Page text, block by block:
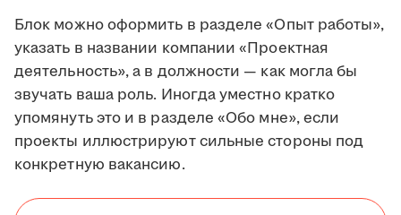
Блок можно оформить в разделе «Опыт работы»,
указать в названии компании «Проектная
деятельность», а в должности — как могла бы
звучать ваша роль. Иногда уместно кратко
упомянуть это и в разделе «Обо мне», если
проекты иллюстрируют сильные стороны под
конкретную вакансию.